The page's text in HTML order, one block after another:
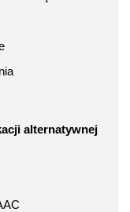
alternatywnej